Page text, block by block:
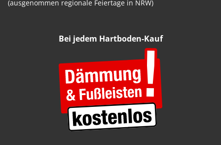
(ausgenommen regionale Feiertage in NRW)
Bei jedem Hartboden-Kauf